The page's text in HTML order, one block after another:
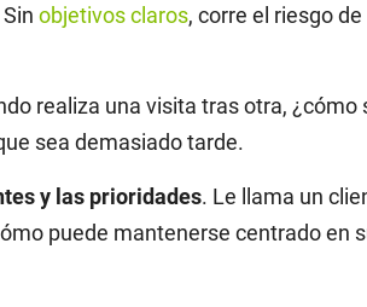
objetivos claros, corre el riesgo
realiza una visita tras otra, ¿cómo
sea demasiado tarde.
y las prioridades. Le llama un
puede mantenerse centrado en